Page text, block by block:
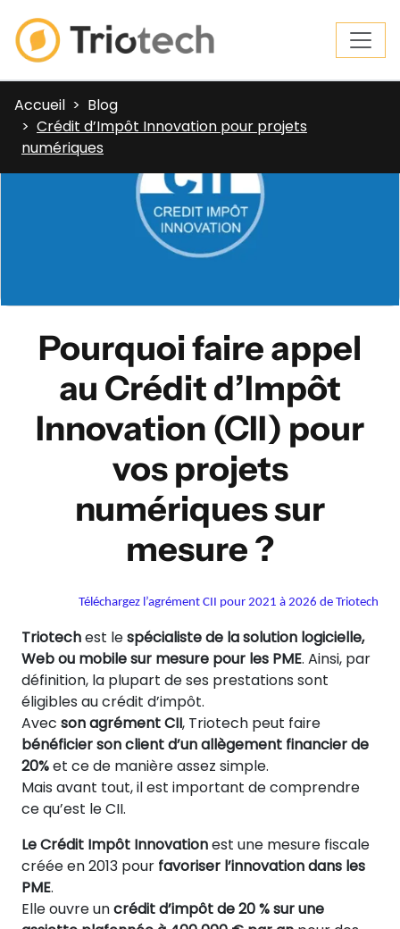
Accueil
Blog
Crédit d’Impôt Innovation pour projets
numériques
Pourquoi faire appel
au Crédit d’Impôt
Innovation (CII) pour
vos projets
numériques sur
mesure ?
Téléchargez l’agrément CII pour 2021 à 2026 de Triotech
Triotechest lespécialiste de la solution logicielle,
Web ou mobile sur mesure pour les PME. Ainsi, par
définition, la plupart de ses prestations sont
éligibles au crédit d’impôt.
Avec son agrément CII, Triotech peut faire
bénéficier son client d’un allègement financier de
20%et ce de manière assez simple.
Mais avant tout, il est important de comprendre
ce qu’est le CII.
Le Crédit Impôt Innovationest une mesure fiscale
créée en 2013 pour favoriser l’innovation dans les
PME.
Elle ouvre uncrédit d’impôt de 20 % sur une